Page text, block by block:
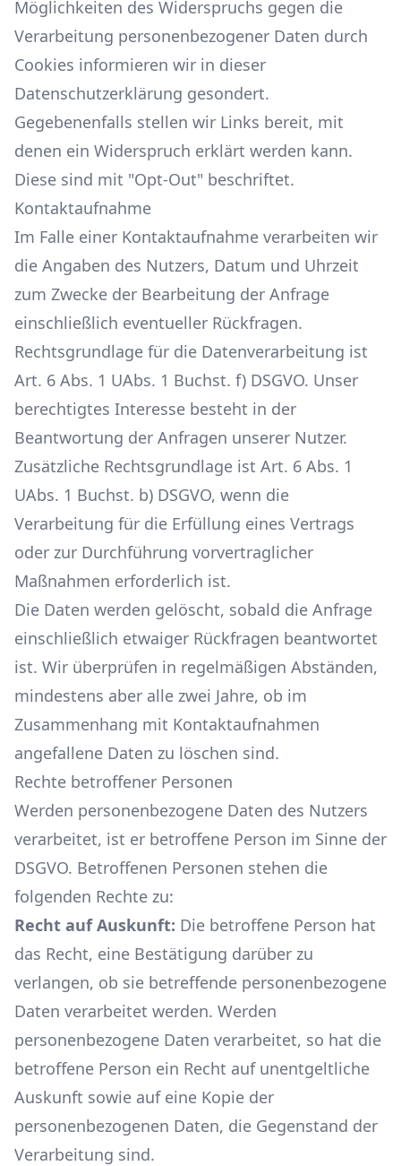
Möglichkeiten des Widerspruchs gegen die
Verarbeitung personenbezogener Daten durch
Cookies informieren wir in dieser
Datenschutzerklärung gesondert.
Gegebenenfalls stellen wir Links bereit, mit
denen ein Widerspruch erklärt werden kann.
Diese sind mit "Opt-Out" beschriftet.
Kontaktaufnahme
Im Falle einer Kontaktaufnahme verarbeiten wir
die Angaben des Nutzers, Datum und Uhrzeit
zum Zwecke der Bearbeitung der Anfrage
einschließlich eventueller Rückfragen.
Rechtsgrundlage für die Datenverarbeitung ist
Art. 6 Abs. 1 UAbs. 1 Buchst. f) DSGVO. Unser
berechtigtes Interesse besteht in der
Beantwortung der Anfragen unserer Nutzer.
Zusätzliche Rechtsgrundlage ist Art. 6 Abs. 1
UAbs. 1 Buchst. b) DSGVO, wenn die
Verarbeitung für die Erfüllung eines Vertrags
oder zur Durchführung vorvertraglicher
Maßnahmen erforderlich ist.
Die Daten werden gelöscht, sobald die Anfrage
einschließlich etwaiger Rückfragen beantwortet
ist. Wir überprüfen in regelmäßigen Abständen,
mindestens aber alle zwei Jahre, ob im
Zusammenhang mit Kontaktaufnahmen
angefallene Daten zu löschen sind.
Rechte betroffener Personen
Werden personenbezogene Daten des Nutzers
verarbeitet, ist er betroffene Person im Sinne der
DSGVO. Betroffenen Personen stehen die
folgenden Rechte zu:
Recht auf Auskunft: Die betroffene Person hat
das Recht, eine Bestätigung darüber zu
verlangen, ob sie betreffende personenbezogene
Daten verarbeitet werden. Werden
personenbezogene Daten verarbeitet, so hat die
betroffene Person ein Recht auf unentgeltliche
Auskunft sowie auf eine Kopie der
personenbezogenen Daten, die Gegenstand der
Verarbeitung sind.